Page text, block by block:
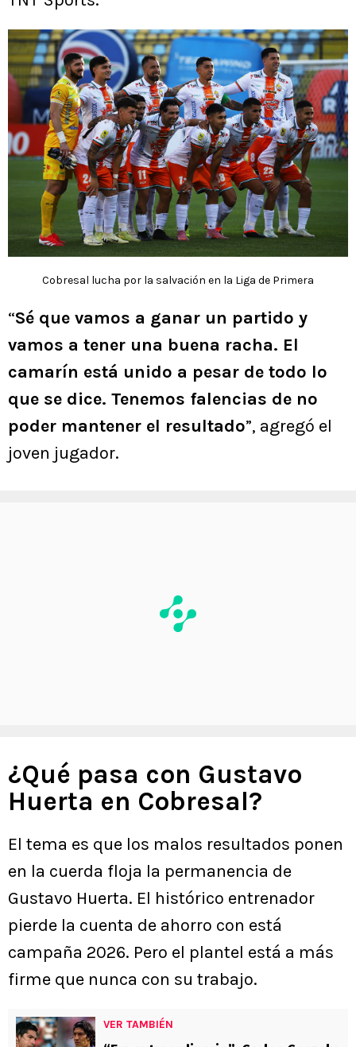
Cobresal lucha por la salvación en la Liga de Primera
“Sé que vamos a ganar un partido y
vamos a tener una buena racha. El
camarín está unido a pesar de todo lo
que se dice. Tenemos falencias de no
poder mantener el resultado”, agregó el
joven jugador.
¿Qué pasa con Gustavo
Huerta en Cobresal?
El tema es que los malos resultados ponen
en la cuerda floja la permanencia de
Gustavo Huerta. El histórico entrenador
pierde la cuenta de ahorro con está
campaña 2026. Pero el plantel está a más
firme que nunca con su trabajo.
VER TAMBIÉN